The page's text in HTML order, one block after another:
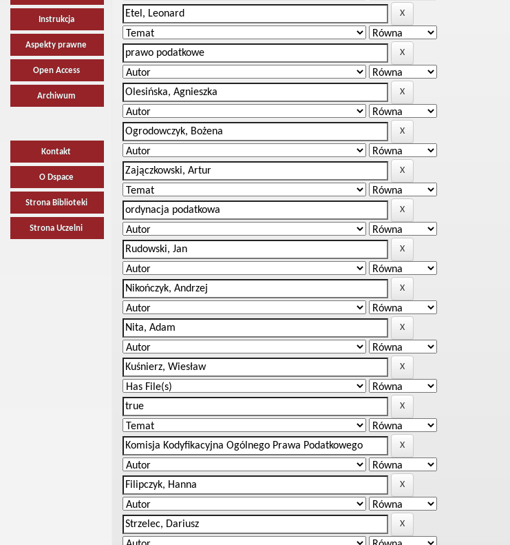
Instrukcja
Aspekty prawne
Open Access
Archiwum
Kontakt
O Dspace
Strona Biblioteki
Strona Uczelni